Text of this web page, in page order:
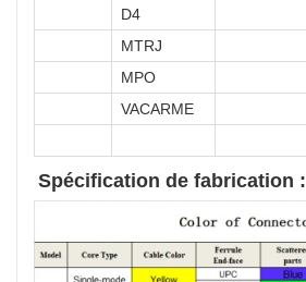
D4
MTRJ
MPO
VACARME
Spécification de fabrication :